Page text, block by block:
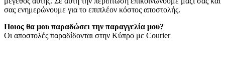
σας ενημερώνουμε για το επιπλέον κόστος αποστολής.
Ποιος θα μου παραδώσει την παραγγελία μου?
Οι αποστολές παραδίδονται στην Κύπρο με Courier